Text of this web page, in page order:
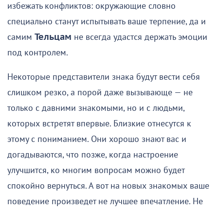
избежать конфликтов: окружающие словно
специально станут испытывать ваше терпение, да и
самим Тельцам не всегда удастся держать эмоции
под контролем.
Некоторые представители знака будут вести себя
слишком резко, а порой даже вызывающе — не
только с давними знакомыми, но и с людьми,
которых встретят впервые. Близкие отнесутся к
этому с пониманием. Они хорошо знают вас и
догадываются, что позже, когда настроение
улучшится, ко многим вопросам можно будет
спокойно вернуться. А вот на новых знакомых ваше
поведение произведет не лучшее впечатление. Не